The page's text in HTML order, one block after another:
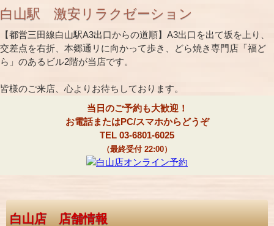
白山駅 激安リラクゼーション
【都営三田線白山駅A3出口からの道順】A3出口を出て坂を上り、
交差点を右折、本郷通リに向かって歩き、どら焼き専門店「福ど
ら」のあるビル2階が当店です。
皆様のご来店、心よりお待ちしております。
当日のご予約も大歓迎！
お電話またはPC/スマホからどうぞ
TEL 03-6801-6025
（最終受付 22:00）
白山店 店舗情報